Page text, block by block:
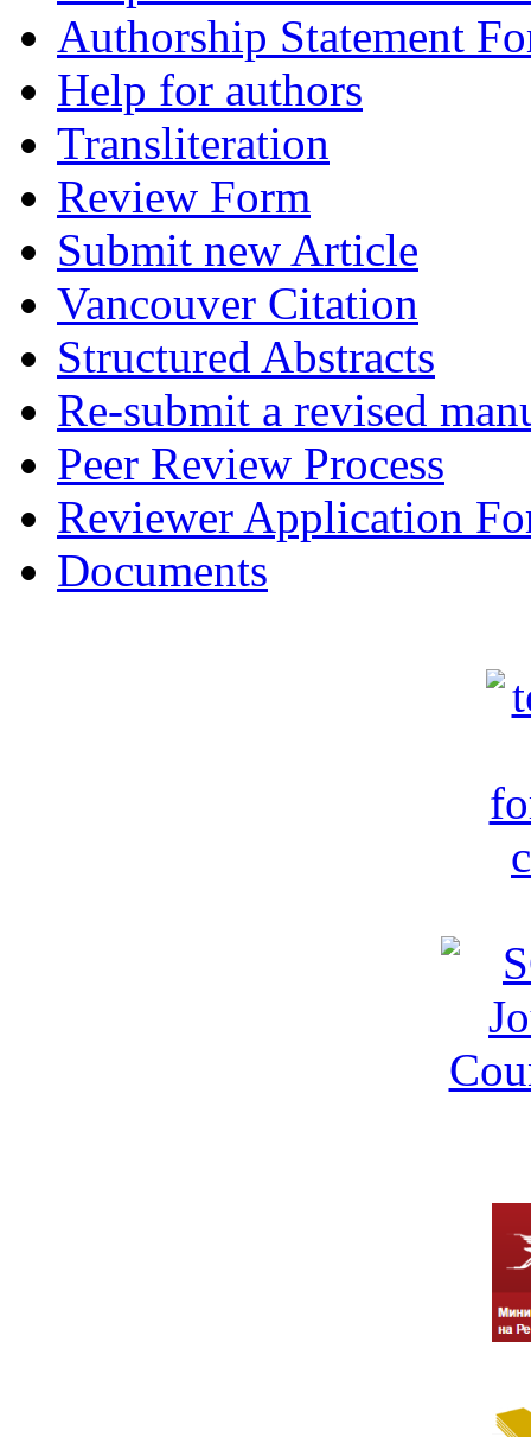
Authorship Statement
Help for authors
Transliteration
Review Form
Submit new Article
Vancouver Citation
Structured Abstracts
Re-submit a revised
Peer Review Process
Reviewer Application
Documents